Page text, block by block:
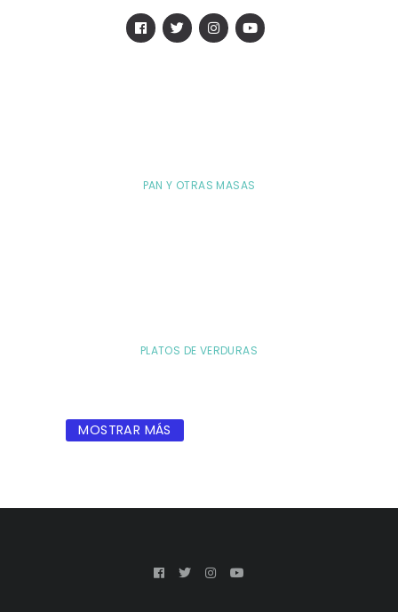
PAN Y OTRAS MASAS
PLATOS DE VERDURAS
MOSTRAR MÁS